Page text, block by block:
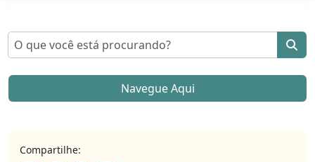
Compartilhe:
Pesquisar por:
Navegue Aqui